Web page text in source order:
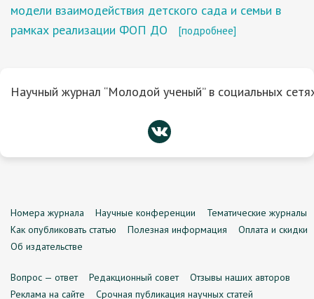
модели взаимодействия детского сада и семьи в
рамках реализации ФОП ДО
[подробнее]
Научный журнал “Молодой ученый” в социальных
Номера журнала Научные конференции
Тематические журналы
Как опубликовать статью
Полезная информация
Оплата и скидки
Об издательстве
Вопрос — ответ Редакционный совет
Отзывы наших авторов
Реклама на сайте
Срочная публикация научных статей